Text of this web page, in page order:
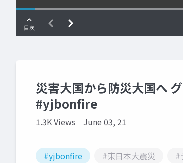
災害大国から防災大国へ
#yjbonfire
1.3K Views June 03, 21
#yjbonfire #東日本大震災 #